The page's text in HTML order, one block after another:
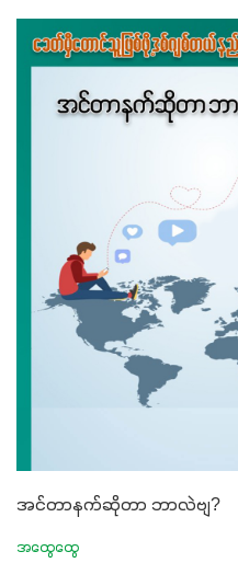
အင်တာနက်ဆိုတာ ဘာလဲဗျ?
အထွေထွေ